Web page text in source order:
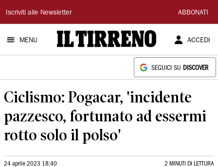
Il
Tirreno
Iscriviti alle Newsletter ABBONATI
MENU ACCEDI
SEGUICI SU DISCOVER
Ciclismo: Pogacar, 'incidente
pazzesco, fortunato ad essermi
rotto solo il polso'
24 aprile 2023 18:40 2 MINUTI DI LETTURA